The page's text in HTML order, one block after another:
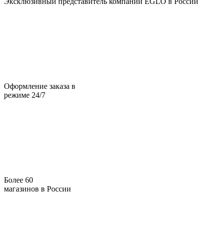
Оформление заказа в
режиме 24/7
Более 60
магазинов в России